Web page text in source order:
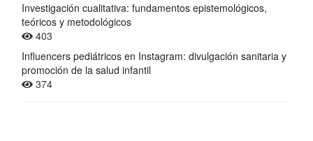
Investigación cualitativa: fundamentos epistemológicos,
teóricos y metodológicos
403
Influencers pediátricos en Instagram: divulgación sanitaria y
promoción de la salud infantil
374